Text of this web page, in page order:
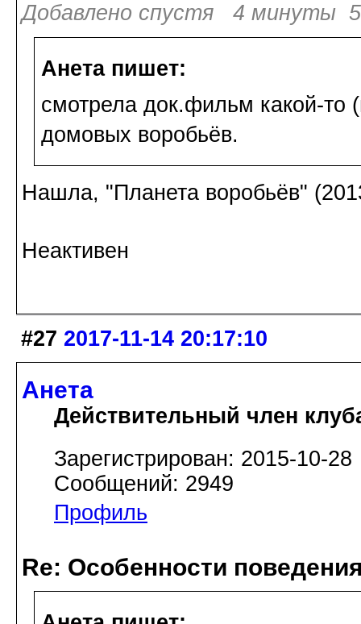
Добавлено спустя 4 минуты
Анета пишет:
смотрела док.фильм какой-то
домовых воробьёв.
Нашла, "Планета воробьёв"
Неактивен
#27 2017-11-14 20:17:10
Анета
Действительный член
Зарегистрирован: 2015-10-28
Сообщений: 2949
Профиль
Re: Особенности